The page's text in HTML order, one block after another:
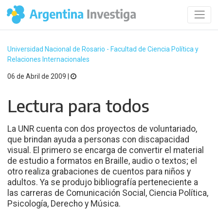
Universidad Nacional de Rosario - Facultad de Ciencia Política y
Relaciones Internacionales
06 de Abril de 2009 |
Lectura para todos
La UNR cuenta con dos proyectos de voluntariado,
que brindan ayuda a personas con discapacidad
visual. El primero se encarga de convertir el material
de estudio a formatos en Braille, audio o textos; el
otro realiza grabaciones de cuentos para niños y
adultos. Ya se produjo bibliografía perteneciente a
las carreras de Comunicación Social, Ciencia Política,
Psicología, Derecho y Música.